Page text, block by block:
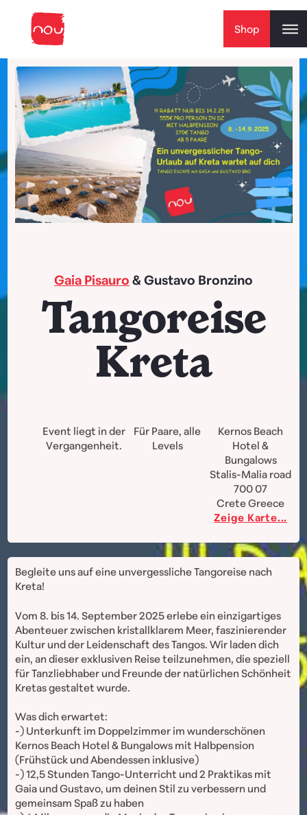
Shop
Tangoreise
Kreta
Gaia Pisauro & Gustavo Bronzino
Event liegt in der
Vergangenheit.
Für Paare, alle
Levels
Kernos Beach
Hotel &
Bungalows
Stalis-Malia road
700 07
CreteGreece
Zeige Karte...
Begleite uns auf eine unvergessliche Tangoreise nach
Kreta!
Vom 8. bis 14. September 2025 erlebe ein einzigartiges
Abenteuer zwischen kristallklarem Meer, faszinierender
Kultur und der Leidenschaft des Tangos. Wir laden dich
ein, an dieser exklusiven Reise teilzunehmen, die speziell
für Tanzliebhaber und Freunde der natürlichen Schönheit
Kretas gestaltet wurde.
Was dich erwartet:
-) Unterkunft im Doppelzimmer im wunderschönen
Kernos Beach Hotel & Bungalows mit Halbpension
(Frühstück und Abendessen inklusive)
-) 12,5 Stunden Tango-Unterricht und 2 Praktikas mit
Gaia und Gustavo, um deinen Stil zu verbessern und
gemeinsam Spaß zu haben